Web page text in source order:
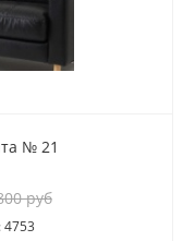
№ 21
руб